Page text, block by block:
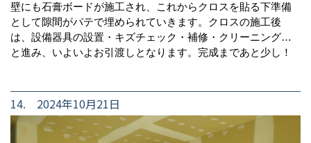
壁にも石膏ボードが施工され、これからクロスを貼る下準備
として隙間がパテで埋められていきます。クロスの施工後
は、設備器具の設置・キズチェック・補修・クリーニング…
と進み、いよいよお引渡しとなります。完成まであと少し！
14. 2024年10月21日